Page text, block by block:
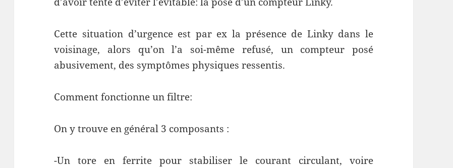
Cette situation d’urgence est par ex la présence de Linky dans le
voisinage, alors qu’on l’a soi-même refusé, un compteur posé
abusivement, des symptômes physiques ressentis.
Comment fonctionne un filtre:
On y trouve en général 3 composants :
-Un tore en ferrite pour stabiliser le courant circulant, voire